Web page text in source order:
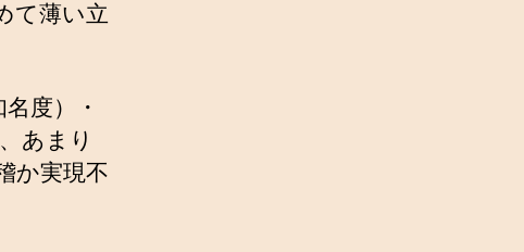
て薄い立
度）・
あまり
か実現不